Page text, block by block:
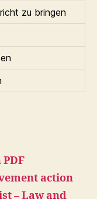
zu bringen
action
– Law and